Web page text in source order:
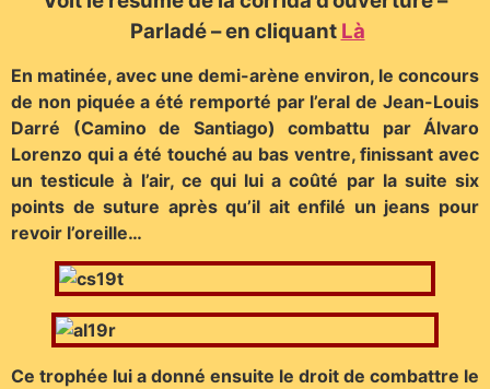
Parladé – en cliquant Là
En matinée, avec une demi-arène environ, le concours
de non piquée a été remporté par l’eral de Jean-Louis
Darré (Camino de Santiago) combattu par Álvaro
Lorenzo qui a été touché au bas ventre, finissant avec
un testicule à l’air, ce qui lui a coûté par la suite six
points de suture après qu’il ait enfilé un jeans pour
revoir l’oreille…
Ce trophée lui a donné ensuite le droit de combattre le